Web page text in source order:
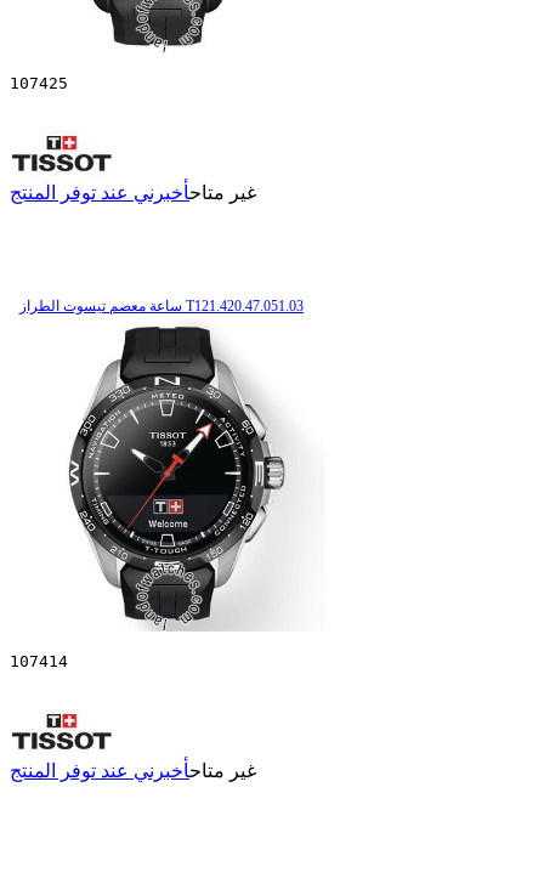
107425
غير متاحأخبرني عند توفر المنتج
ساعة معصم تیسوت الطراز T121.420.47.051.03
107414
غير متاحأخبرني عند توفر المنتج